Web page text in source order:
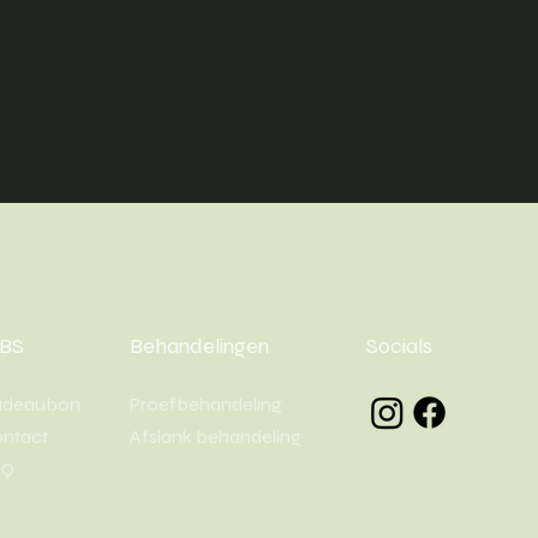
Behandelingen
Proefbehandeling
Afslank behandeling
Socials